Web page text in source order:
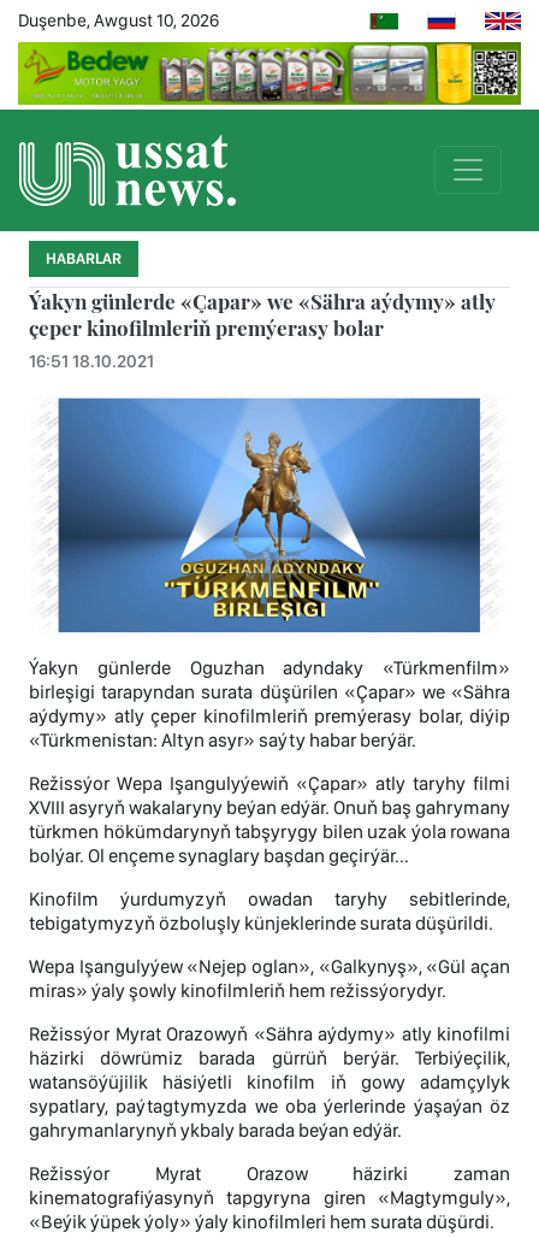
Duşenbe, Awgust 10, 2026
HABARLAR
Ýakyn günlerde «Çapar» we «Sähra aýdymy» atly
çeper kinofilmleriň premýerasy bolar
16:51 18.10.2021
Ýakyn günlerde Oguzhan adyndaky «Türkmenfilm»
birleşigi tarapyndan surata düşürilen «Çapar» we «Sähra
aýdymy» atly çeper kinofilmleriň premýerasy bolar, diýip
«Türkmenistan: Altyn asyr» saýty habar berýär.
Režissýor Wepa Işangulyýewiň «Çapar» atly taryhy filmi
XVIII asyryň wakalaryny beýan edýär. Onuň baş gahrymany
türkmen hökümdarynyň tabşyrygy bilen uzak ýola rowana
bolýar. Ol ençeme synaglary başdan geçirýär...
Kinofilm ýurdumyzyň owadan taryhy sebitlerinde,
tebigatymyzyň özboluşly künjeklerinde surata düşürildi.
Wepa Işangulyýew «Nejep oglan», «Galkynyş», «Gül açan
miras» ýaly şowly kinofilmleriň hem režissýorydyr.
Režissýor Myrat Orazowyň «Sähra aýdymy» atly kinofilmi
häzirki döwrümiz barada gürrüň berýär. Terbiýeçilik,
watansöýüjilik häsiýetli kinofilm iň gowy adamçylyk
sypatlary, paýtagtymyzda we oba ýerlerinde ýaşaýan öz
gahrymanlarynyň ykbaly barada beýan edýär.
Režissýor Myrat Orazow häzirki zaman
kinematografiýasynyň tapgyryna giren «Magtymguly»,
«Beýik ýüpek ýoly» ýaly kinofilmleri hem surata düşürdi.